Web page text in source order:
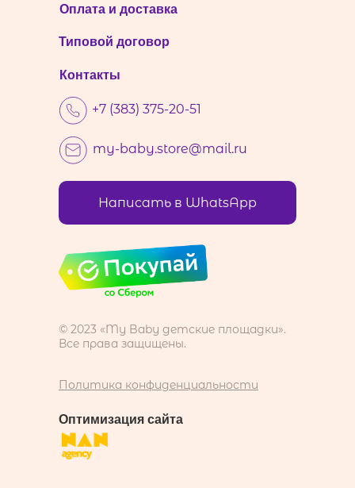
Политика конфиденциальности
© 2023 «My Baby детские площадки».
Все права защищены.
Контакты
+7 (383) 375-20-51
my-baby.store@mail.ru
Оплата и доставка
Написать в WhatsApp
Оптимизация сайта
Типовой договор